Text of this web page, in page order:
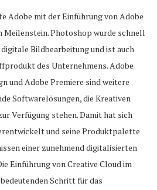
Adobe mit der Einführung von Adobe
Meilenstein. Photoshop wurde schnell
Bildbearbeitung und ist auch
des Unternehmens. Adobe
und Adobe Premiere sind weitere
Softwarelösungen, die Kreativen
Verfügung stehen. Damit hat sich
und seine Produktpalette
einer zunehmend digitalisierten
Einführung von Creative Cloud im
Schritt für das